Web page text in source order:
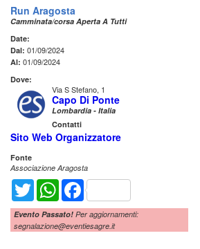
Run Aragosta
Camminata/corsa Aperta A Tutti
Date:
Dal: 01/09/2024
Al: 01/09/2024
Dove:
Via S Stefano, 1
Capo Di Ponte
Lombardia - Italia
Contatti
Sito Web Organizzatore
Fonte
Associazione Aragosta
Twitter WhatsAppFacebook
Evento Passato! Per aggiornamenti:
segnalazione@eventiesagre.it